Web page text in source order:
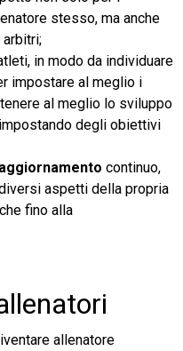
stesso, ma anche
in modo da individuare
impostare al meglio i
al meglio lo sviluppo
degli obiettivi
aggiornamento continuo,
aspetti della propria
fino alla
allenatore